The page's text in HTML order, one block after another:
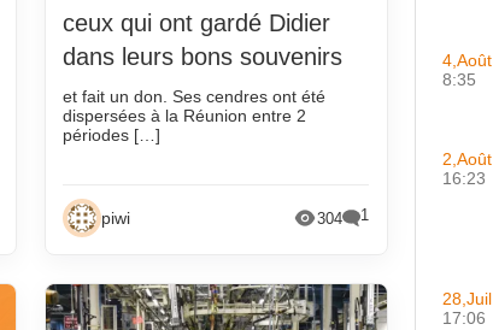
novembre 2013
septembre 2013
juillet 2013
juin 2013
avril 2013
ceux qui ont gardé Didier
dans leurs bons souvenirs
et fait un don. Ses cendres ont été
dispersées à la Réunion entre 2
périodes […]
piwi 304 1
4,Août
8:35
2,Août
16:23
28,Juil
17:06